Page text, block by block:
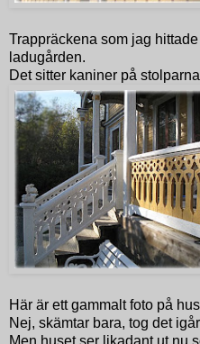
Trappräckena som jag
ladugården.
Det sitter kaniner på
Här är ett gammalt foto på
Nej, skämtar bara, tog det
Men huset ser likadant ut nu